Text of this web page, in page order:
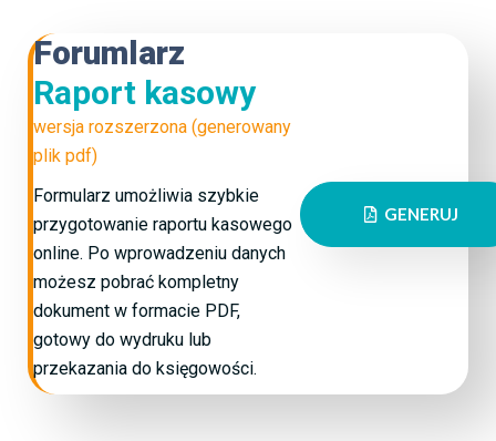
Forumlarz
Raport kasowy
wersja rozszerzona (generowany
plik pdf)
Formularz umożliwia szybkie
przygotowanie raportu kasowego
online. Po wprowadzeniu danych
możesz pobrać kompletny
dokument w formacie PDF,
gotowy do wydruku lub
przekazania do księgowości.
GENERUJ